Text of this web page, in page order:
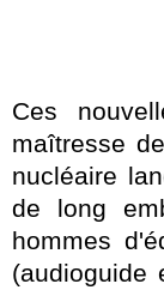
Ces
maîtresse
nucléaire
de long
hommes